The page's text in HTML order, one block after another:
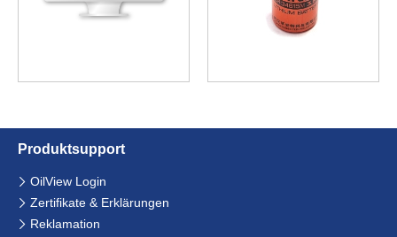
Produkt­support
Navigation
überspringen
OilView Login
Zertifikate & Erklärungen
Reklamation